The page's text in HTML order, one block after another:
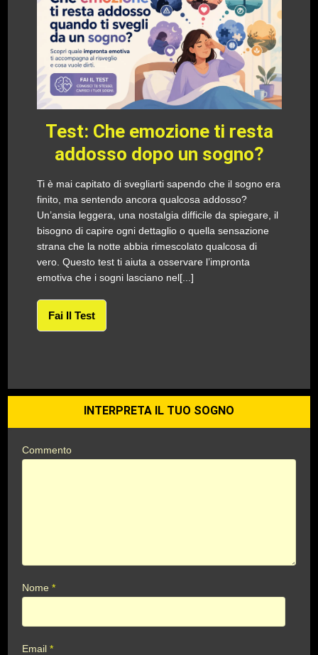
Test: Che emozione ti resta
addosso dopo un sogno?
Ti è mai capitato di svegliarti sapendo che il sogno era
finito, ma sentendo ancora qualcosa addosso?
Un’ansia leggera, una nostalgia difficile da spiegare, il
bisogno di capire ogni dettaglio o quella sensazione
strana che la notte abbia rimescolato qualcosa di
vero. Questo test ti aiuta a osservare l’impronta
emotiva che i sogni lasciano nel[...]
Fai Il Test
INTERPRETA IL TUO SOGNO
Commento
Nome*
Email*